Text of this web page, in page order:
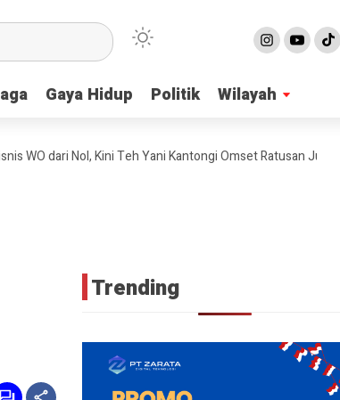
Gaya Hidup Politik Wilayah
Gaya Hidup Politik Wilayah
dari Nol, Kini Teh Yani Kantongi Omset Ratusan Juta Per Bulan
Trending